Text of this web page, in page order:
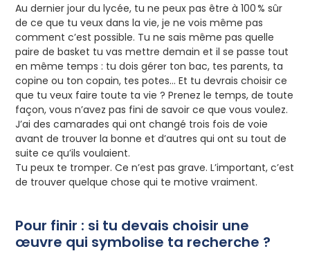
Au dernier jour du lycée, tu ne peux pas être à 100 % sûr
de ce que tu veux dans la vie, je ne vois même pas
comment c’est possible. Tu ne sais même pas quelle
paire de basket tu vas mettre demain et il se passe tout
en même temps : tu dois gérer ton bac, tes parents, ta
copine ou ton copain, tes potes… Et tu devrais choisir ce
que tu veux faire toute ta vie ? Prenez le temps, de toute
façon, vous n’avez pas fini de savoir ce que vous voulez.
J’ai des camarades qui ont changé trois fois de voie
avant de trouver la bonne et d’autres qui ont su tout de
suite ce qu’ils voulaient.
Tu peux te tromper. Ce n’est pas grave. L’important, c’est
de trouver quelque chose qui te motive vraiment.
Pour finir : si tu devais choisir une
œuvre qui symbolise ta recherche ?